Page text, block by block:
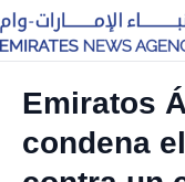
Emiratos
condena